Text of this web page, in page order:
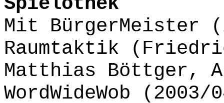
Mit BürgerMeister
Raumtaktik
Matthias Böttger,
WordWideWob